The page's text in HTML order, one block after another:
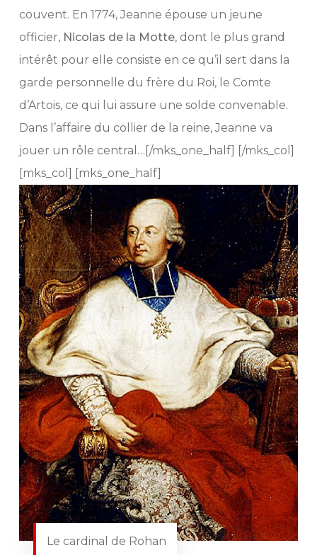
couvent. En 1774, Jeanne épouse un jeune
officier, Nicolas de la Motte, dont le plus grand
intérêt pour elle consiste en ce qu’il sert dans la
garde personnelle du frère du Roi, le Comte
d’Artois, ce qui lui assure une solde convenable.
Dans l’affaire du collier de la reine, Jeanne va
jouer un rôle central…[/mks_one_half] [/mks_col]
[mks_col] [mks_one_half]
Le cardinal de Rohan